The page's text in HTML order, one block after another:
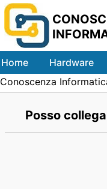
Home Hardware
Conoscenza
Posso